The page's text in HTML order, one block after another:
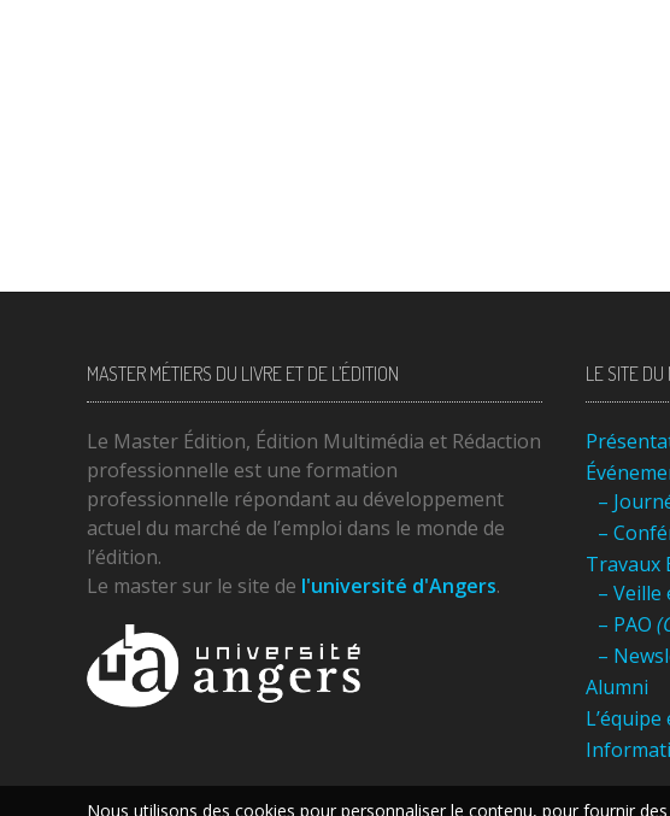
MASTER MÉTIERS DU LIVRE ET DE L’ÉDITION
Le Master Édition, Édition Multimédia et Rédaction
professionnelle est une formation
professionnelle répondant au développement
actuel du marché de l’emploi dans le monde de
l’édition.
Le master sur le site de l'université d'Angers.
LE SITE DU
–
–
Travaux
–
– PAO
–
Alumni
Nous utilisons des cookies pour personnaliser le contenu, pour fournir